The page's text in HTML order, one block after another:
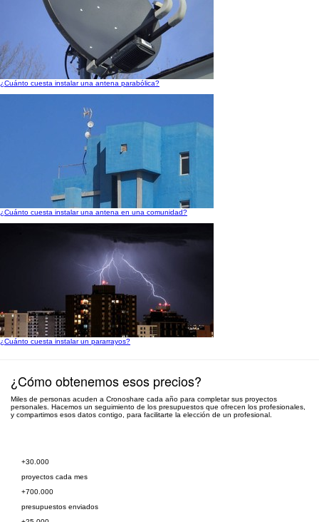
¿Cuánto cuesta instalar una antena parabólica?
¿Cuánto cuesta instalar una antena en una comunidad?
¿Cuánto cuesta instalar un pararrayos?
¿Cómo obtenemos esos precios?
Miles de personas acuden a Cronoshare cada año para completar sus proyectos
personales. Hacemos un seguimiento de los presupuestos que ofrecen los profesionales,
y compartimos esos datos contigo, para facilitarte la elección de un profesional.
+30.000
proyectos cada mes
+700.000
presupuestos enviados